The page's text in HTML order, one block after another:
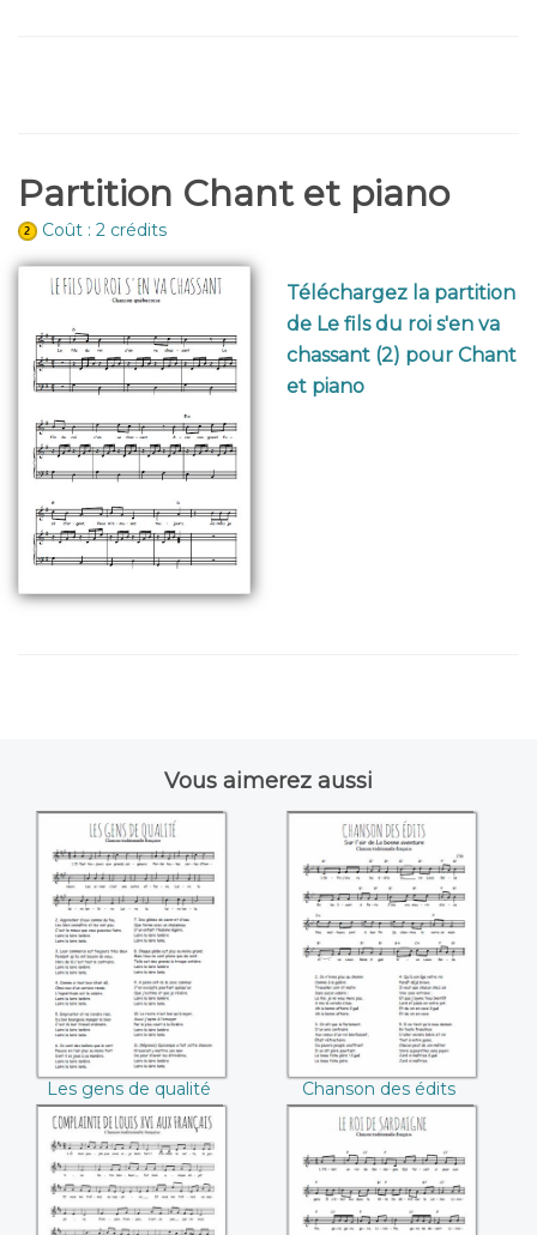
Partition Chant et piano
Coût : 2 crédits
Téléchargez la partition
de Le fils du roi s'en va
chassant (2) pour Chant
et piano
Vous aimerez aussi
Les gens de qualité
Les gens de qualité
Chanson des édits
Chanson des édits
Complainte de
Louis XVI aux
Le roi de Sardaigne